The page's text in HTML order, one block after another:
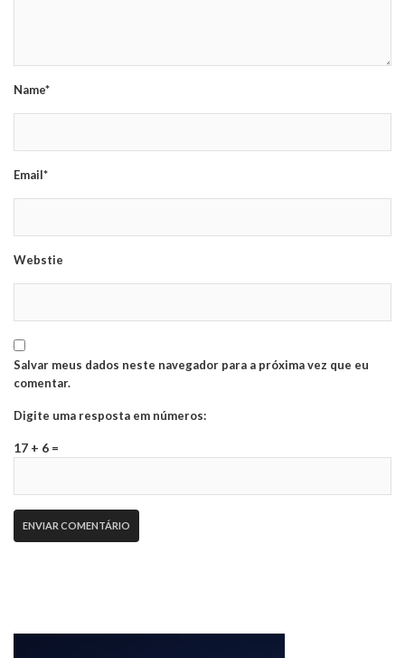
Name*
Email*
Webstie
Salvar meus dados neste navegador para a próxima vez que eu
comentar.
Digite uma resposta em números:
17 + 6 =